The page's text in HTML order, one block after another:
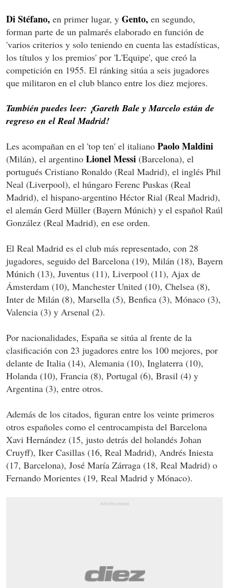
Di Stéfano, en primer lugar, y Gento, en segundo,
forman parte de un palmarés elaborado en función de
'varios criterios y solo teniendo en cuenta las estadísticas,
los títulos y los premios' por 'L'Equipe', que creó la
competición en 1955. El ránking sitúa a seis jugadores
que militaron en el club blanco entre los diez mejores.
También puedes leer: ¡Gareth Bale y Marcelo están de
regreso en el Real Madrid!
Les acompañan en el 'top ten' el italiano Paolo Maldini
(Milán), el argentino Lionel Messi (Barcelona), el
portugués Cristiano Ronaldo (Real Madrid), el inglés Phil
Neal (Liverpool), el húngaro Ferenc Puskas (Real
Madrid), el hispano-argentino Héctor Rial (Real Madrid),
el alemán Gerd Müller (Bayern Múnich) y el español Raúl
González (Real Madrid), en ese orden.
El Real Madrid es el club más representado, con 28
jugadores, seguido del Barcelona (19), Milán (18), Bayern
Múnich (13), Juventus (11), Liverpool (11), Ajax de
Ámsterdam (10), Manchester United (10), Chelsea (8),
Inter de Milán (8), Marsella (5), Benfica (3), Mónaco (3),
Valencia (3) y Arsenal (2).
Por nacionalidades, España se sitúa al frente de la
clasificación con 23 jugadores entre los 100 mejores, por
delante de Italia (14), Alemania (10), Inglaterra (10),
Holanda (10), Francia (8), Portugal (6), Brasil (4) y
Argentina (3), entre otros.
Además de los citados, figuran entre los veinte primeros
otros españoles como el centrocampista del Barcelona
Xavi Hernández (15, justo detrás del holandés Johan
Cruyff), Iker Casillas (16, Real Madrid), Andrés Iniesta
(17, Barcelona), José María Zárraga (18, Real Madrid) o
Fernando Morientes (19, Real Madrid y Mónaco).